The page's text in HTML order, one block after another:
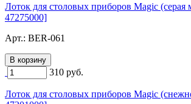
Лоток для столовых приборов Magic
47275000]
Арт.: BER-061
310 руб.
Лоток для столовых приборов Magic